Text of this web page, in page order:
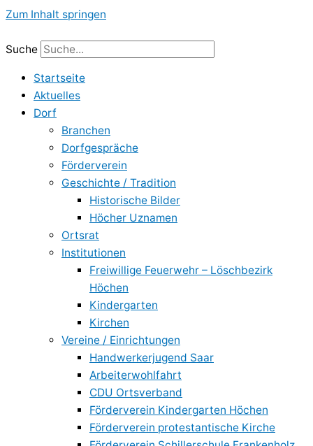
Zum Inhalt springen
Suche
Startseite
Aktuelles
Dorf
Branchen
Dorfgespräche
Förderverein
Geschichte / Tradition
Historische Bilder
Höcher Uznamen
Ortsrat
Institutionen
Freiwillige Feuerwehr – Löschbezirk
Höchen
Kindergarten
Kirchen
Vereine / Einrichtungen
Handwerkerjugend Saar
Arbeiterwohlfahrt
CDU Ortsverband
Förderverein Kindergarten Höchen
Förderverein protestantische Kirche